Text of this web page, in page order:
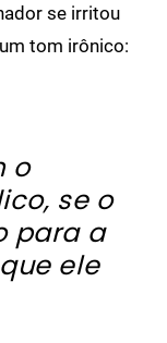
se irritou
tom irônico:
o
se o
para a
ele